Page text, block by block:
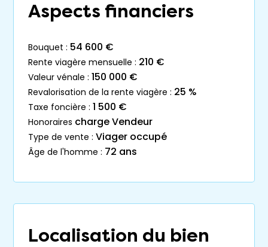
Aspects financiers
bouquet : 54 600 €
rente viagère mensuelle : 210 €
valeur vénale : 150 000 €
revalorisation de la rente viagère : 25 %
taxe foncière : 1 500 €
honoraires charge Vendeur
type de vente : Viager occupé
âge de l'homme : 72 ans
Localisation du bien